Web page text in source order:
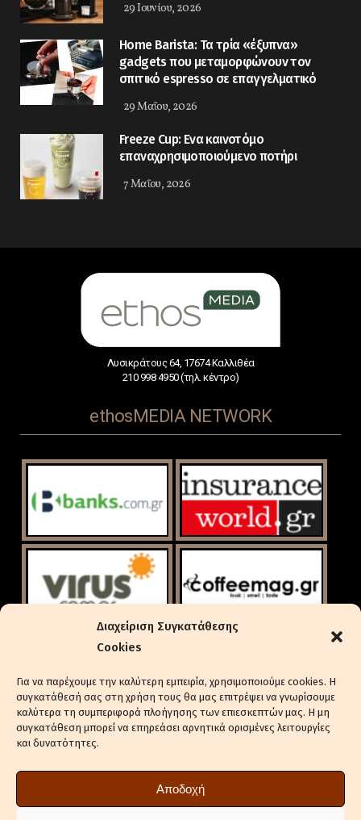
Διαχείριση Συγκατάθεσης
Cookies
Για να παρέχουμε την καλύτερη εμπειρία, χρησιμοποιούμε cookies. Η
συγκατάθεσή σας στη χρήση τους θα μας επιτρέψει να γνωρίσουμε
καλύτερα τη συμπεριφορά πλοήγησης των επιεσκεπτών μας. Η μη
συγκατάθεση μπορεί να επηρεάσει αρνητικά ορισμένες λειτουργίες
και δυνατότητες.
Αποδοχή
29 Ιουνίου, 2026
Home Barista: Τα τρία «έξυπνα»
gadgets που μεταμορφώνουν τον
σπιτικό espresso σε επαγγελματικό
29 Μαΐου, 2026
Freeze Cup: Eνα καινοτόμο
επαναχρησιμοποιούμενο ποτήρι
7 Μαΐου, 2026
Λυσικράτους 64, 17674 Καλλιθέα
210 998 4950 (τηλ. κέντρο)
ethosMEDIA NETWORK
ΠΟΛΙΤΙΚΉ COOKIES (ΕΕ)